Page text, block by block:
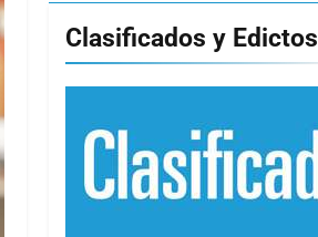
Clasificados y Edictos